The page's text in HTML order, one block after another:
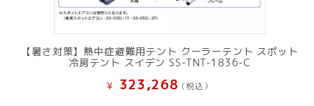
【暑さ対策】熱中症避難用テント クーラーテント スポット
冷房テント スイデン SS-TNT-1836-C
¥ 323,268 (税込）